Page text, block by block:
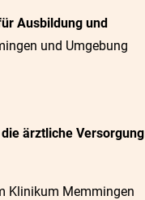
Ausbildung und
und Umgebung
ärztliche Versorgung
Klinikum Memmingen